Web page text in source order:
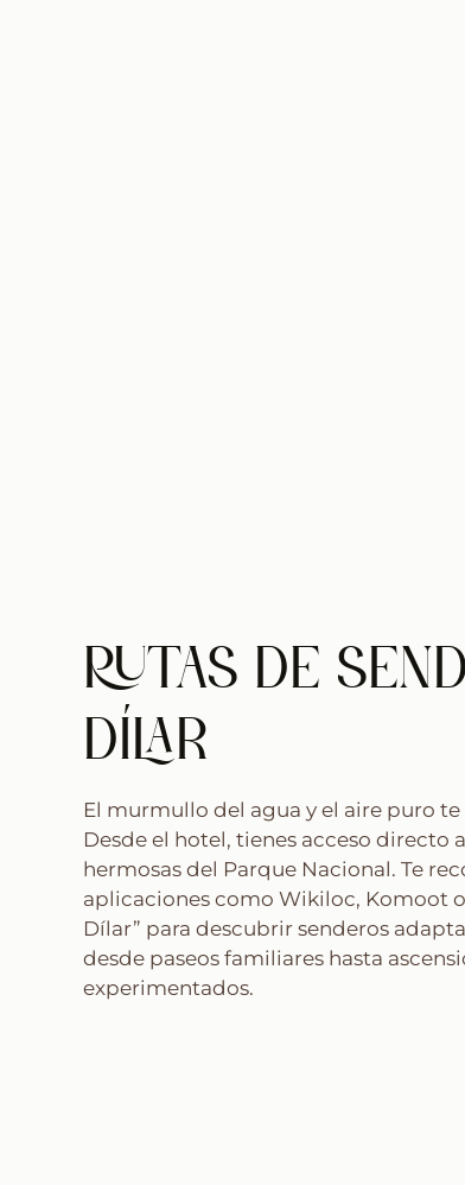
RUTAS DE
DÍLAR
El murmullo del agua y el aire puro
Desde el hotel, tienes acceso directo
hermosas del Parque Nacional. Te
aplicaciones como Wikiloc, Komoot o
Dílar” para descubrir senderos
desde paseos familiares hasta
experimentados.